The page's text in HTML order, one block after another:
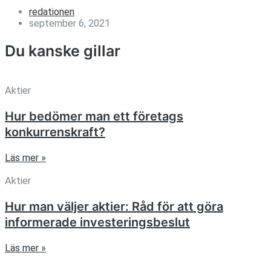
redationen
september 6, 2021
Du kanske gillar
Aktier
Hur bedömer man ett företags
konkurrenskraft?
Läs mer »
Aktier
Hur man väljer aktier: Råd för att göra
informerade investeringsbeslut
Läs mer »